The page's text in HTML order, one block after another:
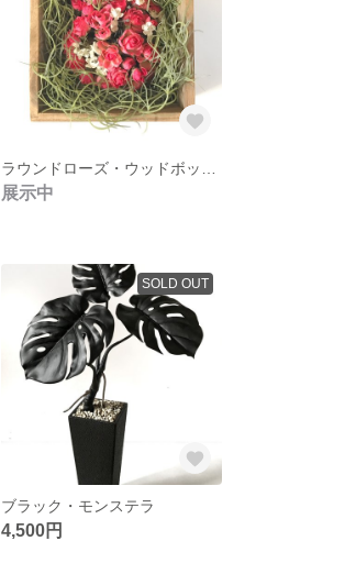
展示中
SOLD OUT
ブラック・モンステラ
4,500円